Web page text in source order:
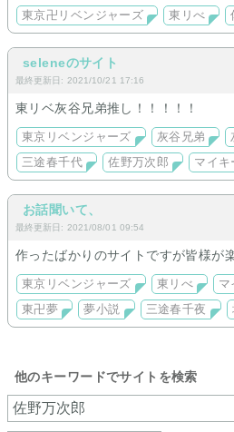
東京卍リベンジャーズ 東リべ
seleneのサイト
最終更新日: 2021/10/21 17:16
東リベ灰谷兄弟推し！！！！！
東京リベンジャーズ 灰谷兄弟
三途春千代
佐野万次郎 マイキ
お話聞いて、
最終更新日: 2021/08/01 09:54
作ったばかりのサイトですが皆様が
東京リベンジャーズ 東リべ マ
東卍夢
夢小説 三途春千夜
他のキーワードでサイトを検索